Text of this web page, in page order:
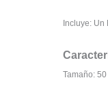
Incluye:
Tamaño: